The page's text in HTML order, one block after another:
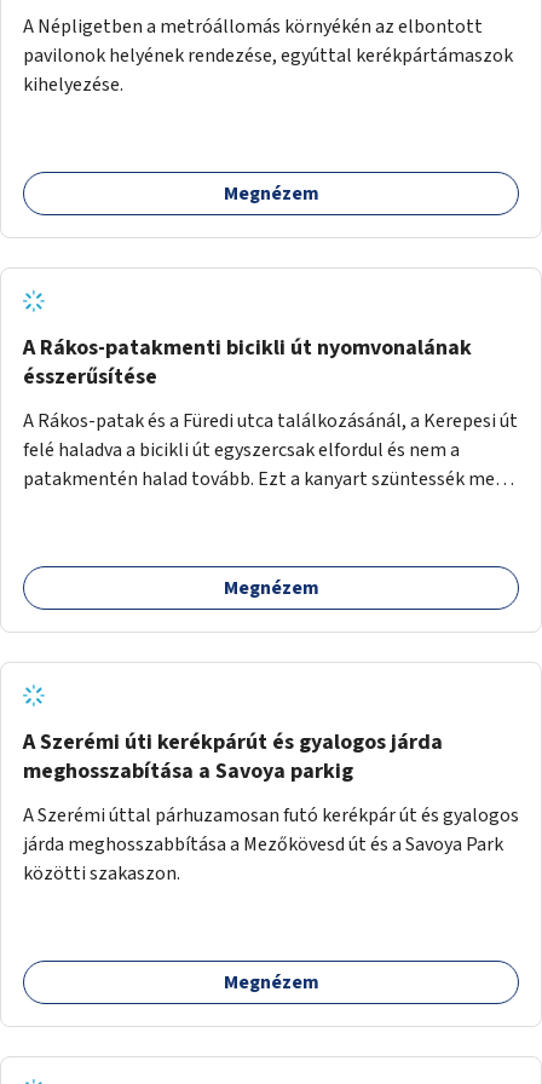
A Népligetben a metróállomás környékén az elbontott
pavilonok helyének rendezése, egyúttal kerékpártámaszok
kihelyezése.
Megnézem
A Rákos-patakmenti bicikli út nyomvonalának
ésszerűsítése
A Rákos-patak és a Füredi utca találkozásánál, a Kerepesi út
felé haladva a bicikli út egyszercsak elfordul és nem a
patakmentén halad tovább. Ezt a kanyart szüntessék meg
Megnézem
A Szerémi úti kerékpárút és gyalogos járda
meghosszabítása a Savoya parkig
A Szerémi úttal párhuzamosan futó kerékpár út és gyalogos
járda meghosszabbítása a Mezőkövesd út és a Savoya Park
közötti szakaszon.
Megnézem